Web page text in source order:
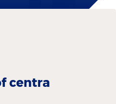
centra